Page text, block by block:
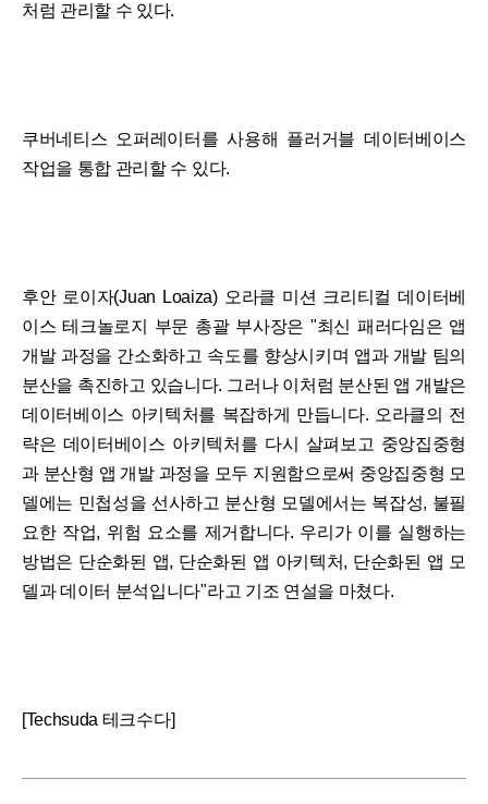
처럼 관리할 수 있다.
쿠버네티스 오퍼레이터를 사용해 플러거블 데이터베이스
작업을 통합 관리할 수 있다.
후안 로이자(Juan Loaiza) 오라클 미션 크리티컬 데이터베
이스 테크놀로지 부문 총괄 부사장은 "최신 패러다임은 앱
개발 과정을 간소화하고 속도를 향상시키며 앱과 개발 팀의
분산을 촉진하고 있습니다. 그러나 이처럼 분산된 앱 개발은
데이터베이스 아키텍처를 복잡하게 만듭니다. 오라클의 전
략은 데이터베이스 아키텍처를 다시 살펴보고 중앙집중형
과 분산형 앱 개발 과정을 모두 지원함으로써 중앙집중형 모
델에는 민첩성을 선사하고 분산형 모델에서는 복잡성, 불필
요한 작업, 위험 요소를 제거합니다. 우리가 이를 실행하는
방법은 단순화된 앱, 단순화된 앱 아키텍처, 단순화된 앱 모
델과 데이터 분석입니다"라고 기조 연설을 마쳤다.
[Techsuda 테크수다]